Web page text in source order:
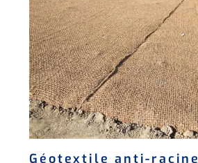
Géotextile anti-racine